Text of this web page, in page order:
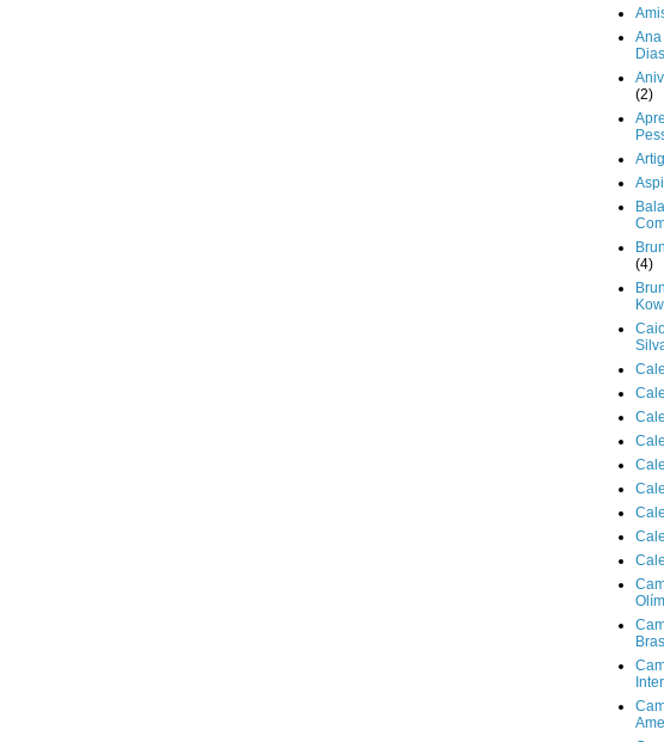
Dias
(2)
(4)